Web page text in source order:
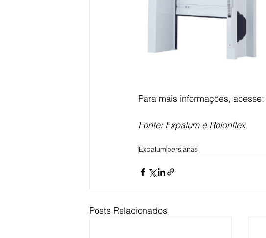
Para mais informações, acesse:
Fonte: Expalum e Rolonflex
Expalum persianas
Posts Relacionados